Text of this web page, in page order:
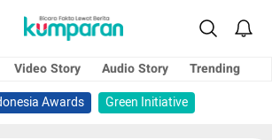
Video Story Audio Story
Trending
Awards
Green Initiative